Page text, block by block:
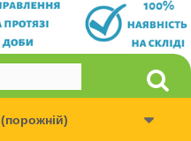
(порожній)